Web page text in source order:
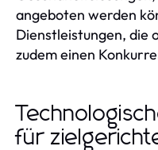
angeboten werden
Dienstleistungen, die
zudem einen
für